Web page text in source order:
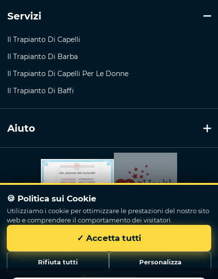
Servizi
Il Trapianto Di Capelli
Il Trapianto Di Barba
Il Trapianto Di Capelli Per Le Donne
Il Trapianto Di Baffi
Aiuto
Now Hair Time© 2018 - 2026. Tutti İ Diritti Riservati.
🍪 Politica sui Cookie
Utilizziamo i cookie per ottimizzare le prestazioni del nostro sito
web e comprendere il comportamento dei visitatori.
Rifiuta tutti Personalizza
✓ Accetta tutti